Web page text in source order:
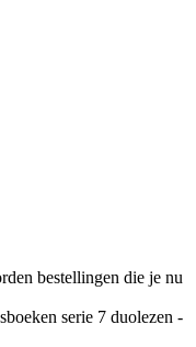
bestellingen die je nu
serie 7 duolezen -